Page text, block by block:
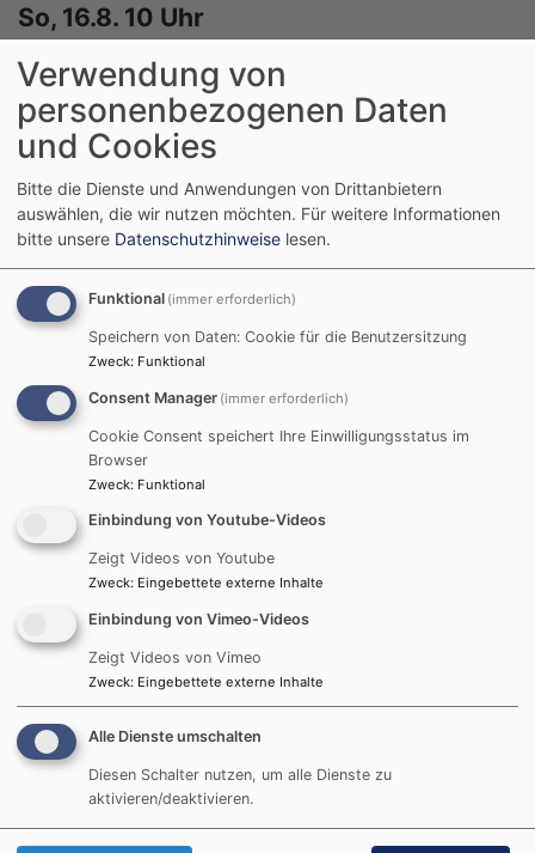
So, 16.8. 10 Uhr
Wolfram, Christian
Evang. Friedenskirche
Di, 18.8. 10-11 Uhr
Damengymnastik
Georgii, Anita
Eichenau
Evang. Gemeindehaus, Gemeindesaal
Verwendung von
personenbezogenen Daten
und Cookies
Bitte die Dienste und Anwendungen von Drittanbietern
auswählen, die wir nutzen möchten. Für weitere Informationen
bitte unsere Datenschutzhinweise lesen.
Funktional (immer erforderlich)
Speichern von Daten: Cookie für die Benutzersitzung
Zweck: Funktional
Consent Manager (immer erforderlich)
Cookie Consent speichert Ihre Einwilligungsstatus im
Browser
Zweck: Funktional
Einbindung von Youtube-Videos
Zeigt Videos von Youtube
Zweck: Eingebettete externe Inhalte
Einbindung von Vimeo-Videos
Zeigt Videos von Vimeo
Zweck: Eingebettete externe Inhalte
Alle Dienste umschalten
Diesen Schalter nutzen, um alle Dienste zu
aktivieren/deaktivieren.